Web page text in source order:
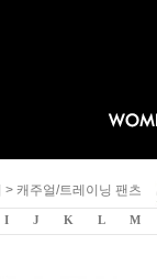
> 캐주얼/트레이닝 팬츠
I J K L M